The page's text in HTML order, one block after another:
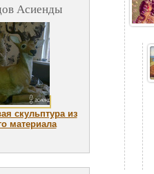
Асиенды
скульптура из
материала